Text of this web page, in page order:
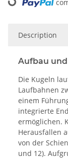
Loading...
Description
Aufbau
Die Kugeln
Laufbahnen
einem
integrierte
ermöglichen.
Herausfallen
von der
und 12).